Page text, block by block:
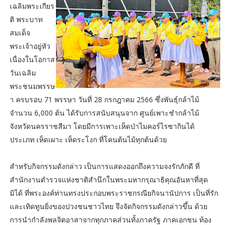
เฉลิมพระเกียร
ติ พระบาท
สมเด็จ
พระเจ้าอยู่หัว
เนื่องในโอกาส
วันเฉลิม
พระชนมพรรษ
า ครบรอบ 71 พรรษา วันที่ 28 กรกฎาคม 2566 ซึ่งพันธุ์กล้าไม้
จำนวน 6,000 ต้น ได้รับการสนับสนุนจาก ศูนย์เพาะชำกล้าไม้
จังหวัดนครราชสีมา โดยมีการเพาะเห็ดป่าไมคอร์ไรซากินได้
ประเภท เห็ดเผาะ เห็ดระโงก ที่โคนต้นไม้ทุกต้นด้วย
สำหรับกิจกรรมดังกล่าว เป็นการแสดงออกถึงความจงรักภักดี ที่
สำนักงานตำรวจแห่งชาติสำนึกในพระมหากรุณาธิคุณอันหาที่สุด
มิได้ ที่พระองค์ท่านทรงประกอบพระราชกรณียกิจนานัปการ เป็นที่รัก
และเทิดทูนยิ่งของปวงชนชาวไทย จึงจัดกิจกรรมดังกล่าวขึ้น ด้วย
การนำกำลังพลจิตอาสาจากทุกภาคส่วนทั้งภาครัฐ ภาคเอกชน ท้อง